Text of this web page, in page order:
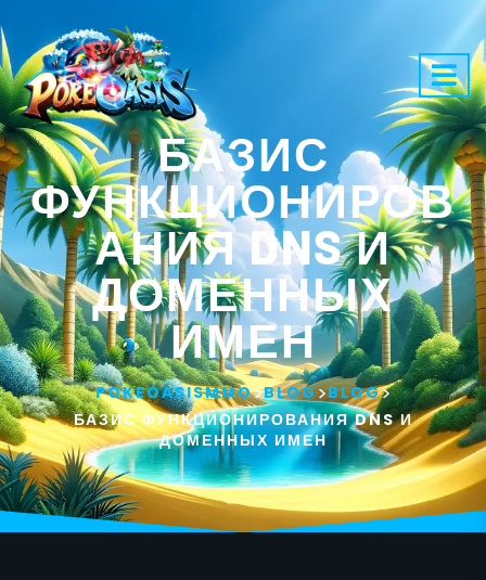
БАЗИС
ФУНКЦИОНИРОВ
АНИЯ DNS И
ДОМЕННЫХ
ИМЕН
POKEOASISMMO>BLOG>BLOG>
БАЗИС ФУНКЦИОНИРОВАНИЯ DNS И
ДОМЕННЫХ ИМЕН